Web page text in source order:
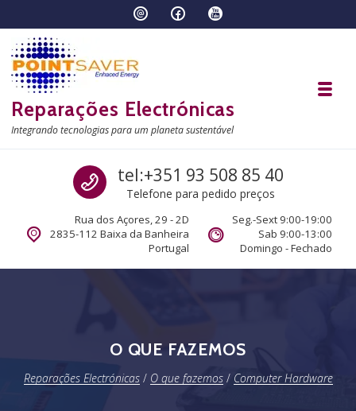
Reparações Electrónicas
Integrando tecnologias para um planeta sustentável
Call us
tel:+351 93 508 85 40
Telefone para pedido preços
Rua dos Açores, 29 - 2D
2835-112 Baixa da Banheira
Portugal
Seg.-Sext 9:00-19:00
Sab 9:00-13:00
Domingo - Fechado
O QUE FAZEMOS
Reparações Electrónicas/ O que fazemos/ Computer Hardware